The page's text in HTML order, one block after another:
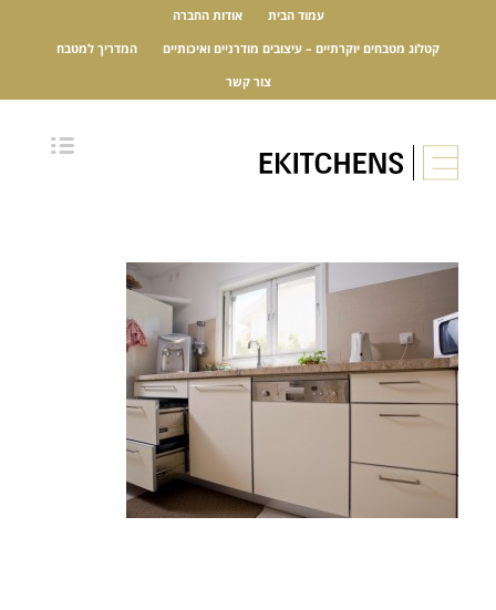
עמוד הבית אודות החברה
קטלוג מטבחים יוקרתיים – עיצובים מודרניים ואיכותיים המדריך למטבח
צור קשר